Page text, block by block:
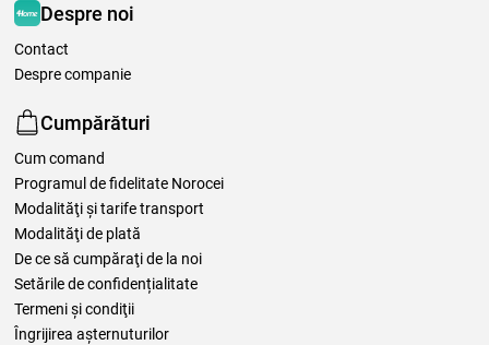
Despre noi
Contact
Despre companie
Cumpărături
Cum comand
Programul de fidelitate Norocei
Modalităţi şi tarife transport
Modalităţi de plată
De ce să cumpăraţi de la noi
Setările de confidențialitate
Termeni şi condiţii
Îngrijirea așternuturilor